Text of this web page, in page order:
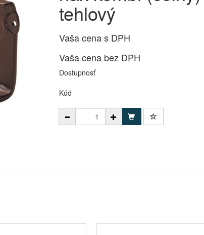
tehlový
Vaša cena s DPH
Vaša cena bez DPH
Dostupnosť
Kód